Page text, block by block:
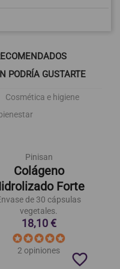
PODRÍA GUSTARTE
Cosmética e higiene
Pinisan
Colágeno
Forte
de 30 cápsulas
vegetales.
18,10 €
2 opiniones
favorite_border